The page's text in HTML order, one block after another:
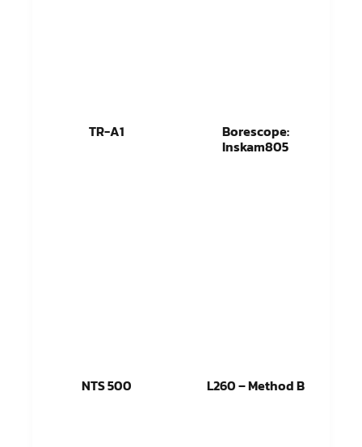
TR-A1
Borescope:
Inskam805
NTS 500
L260 – Method B